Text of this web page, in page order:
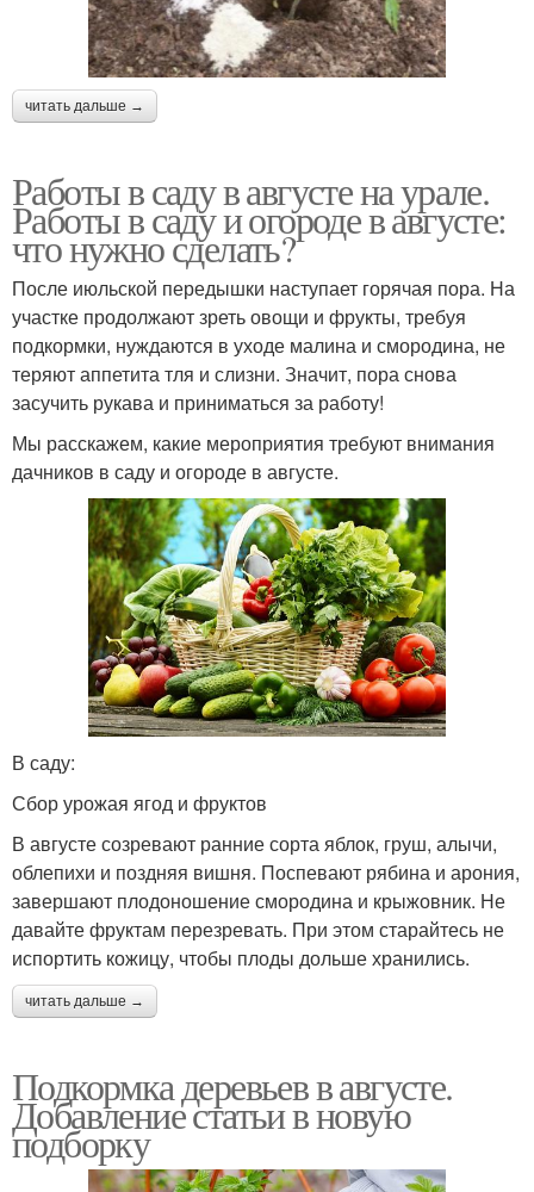
читать дальше →
Работы в саду в августе на урале.
Работы в саду и огороде в августе:
что нужно сделать?
После июльской передышки наступает горячая пора. На
участке продолжают зреть овощи и фрукты, требуя
подкормки, нуждаются в уходе малина и смородина, не
теряют аппетита тля и слизни. Значит, пора снова
засучить рукава и приниматься за работу!
Мы расскажем, какие мероприятия требуют внимания
дачников в саду и огороде в августе.
В саду:
Сбор урожая ягод и фруктов
В августе созревают ранние сорта яблок, груш, алычи,
облепихи и поздняя вишня. Поспевают рябина и арония,
завершают плодоношение смородина и крыжовник. Не
давайте фруктам перезревать. При этом старайтесь не
испортить кожицу, чтобы плоды дольше хранились.
читать дальше →
Подкормка деревьев в августе.
Добавление статьи в новую
подборку